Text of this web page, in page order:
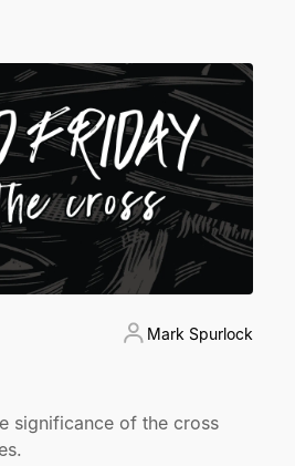
Mark Spurlock
significance of the cross